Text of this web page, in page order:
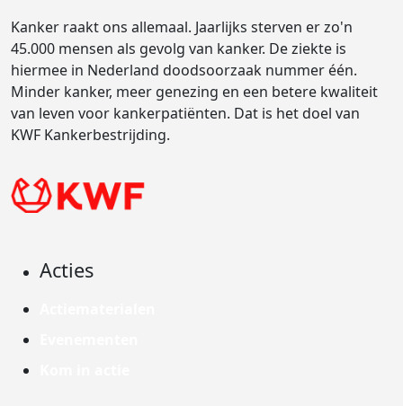
Kanker raakt ons allemaal. Jaarlijks sterven er zo'n
45.000 mensen als gevolg van kanker. De ziekte is
hiermee in Nederland doodsoorzaak nummer één.
Minder kanker, meer genezing en een betere kwaliteit
van leven voor kankerpatiënten. Dat is het doel van
KWF Kankerbestrijding.
Acties